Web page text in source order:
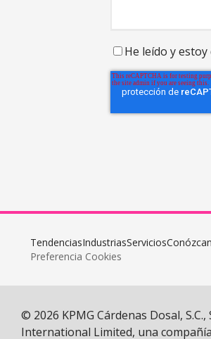
He leído yestoy
TendenciasIndustriasServicios
Preferencia Cookies
© 2026 KPMG Cárdenas Dosal,
International Limited, una